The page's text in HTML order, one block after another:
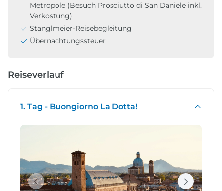
Metropole (Besuch Prosciutto di San Daniele inkl.
Verkostung)
Stanglmeier-Reisebegleitung
Übernachtungssteuer
Reiseverlauf
1. Tag - Buongiorno La Dotta!